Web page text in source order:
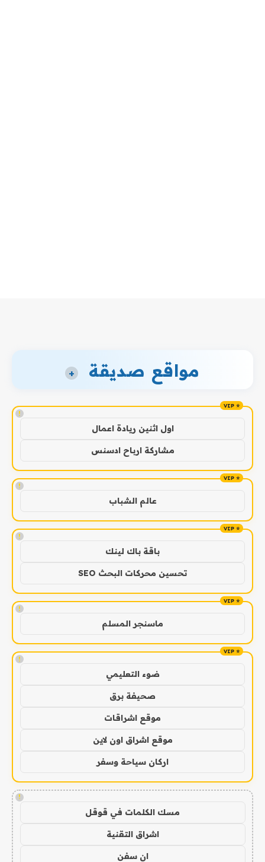
مواقع صديقة +
!
اول اثنين ريادة اعمال
مشاركة ارباح ادسنس
!
عالم الشباب
!
باقة باك لينك
تحسين محركات البحث SEO
!
ماسنجر المسلم
!
ضوء التعليمي
صحيفة برق
موقع اشراقات
موقع اشراق اون لاين
اركان سياحة وسفر
!
مسك الكلمات في قوقل
اشراق التقنية
ان سفن